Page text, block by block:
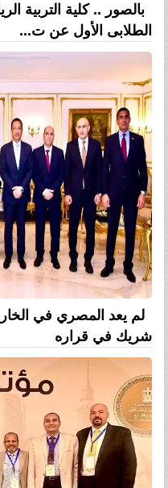
بالصور .. كلية التربية
الطلابى الأول عن ت...
لم يعد المصري في
شريك في قراره